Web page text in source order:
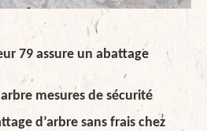
79 assure un abattage
mesures de sécurité
d’arbre sans frais chez